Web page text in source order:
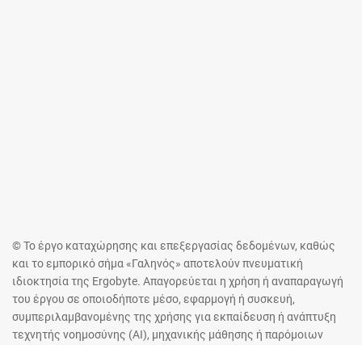
© Το έργο καταχώρησης και επεξεργασίας δεδομένων, καθώς
και το εμπορικό σήμα «Γαληνός» αποτελούν πνευματική
ιδιοκτησία της Ergobyte. Απαγορεύεται η χρήση ή αναπαραγωγή
του έργου σε οποιοδήποτε μέσο, εφαρμογή ή συσκευή,
συμπεριλαμβανομένης της χρήσης για εκπαίδευση ή ανάπτυξη
τεχνητής νοημοσύνης (AI), μηχανικής μάθησης ή παρόμοιων